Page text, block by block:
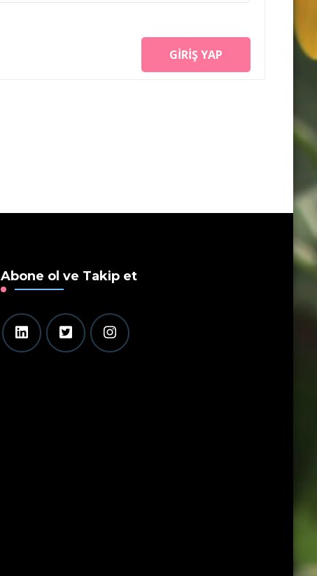
GIRIŞ YAP
Abone ol ve Takip et